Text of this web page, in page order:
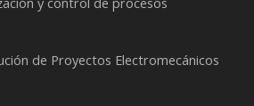
de Proyectos Electromecánicos